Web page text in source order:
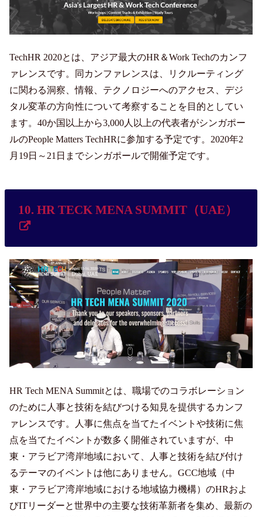
TechHR 2020とは、アジア最大のHR＆Work Techのカンフ
ァレンスです。同カンファレンスは、リクルーティング
に関わる洞察、情報、テクノロジーへのアクセス、デジ
タル変革の方向性について考察することを目的としてい
ます。40か国以上から3,000人以上の代表者がシンガポー
ルのPeople Matters TechHRに参加する予定です。2020年2
月19日～21日までシンガポールで開催予定です。
10. HR TECK MENA SUMMIT（UAE）
HR Tech MENA Summitとは、職場でのコラボレーション
のために人事と技術を結びつける知見を提供するカンフ
ァレンスです。人事に焦点を当てたイベントや技術に焦
点を当てたイベントが数多く開催されていますが、中
東・アラビア湾岸地域において、人事と技術を結び付け
るテーマのイベントは他にありません。GCC地域（中
東・アラビア湾岸地域における地域協力機構）のHRおよ
びITリーダーと世界中の主要な技術革新者を集め、最新の